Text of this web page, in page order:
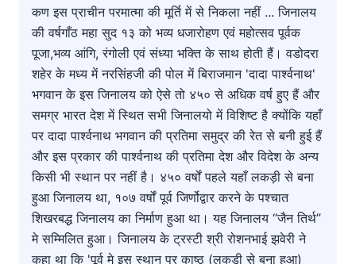
कण इस प्राचीन परमात्मा की मूर्ति में से निकला नहीं ... जिनालय
की वर्षगाँठ महा सुद १३ को भव्य धजारोहण एवं महोत्सव पूर्वक
पूजा,भव्य आंगि, रंगोली एवं संध्या भक्ति के साथ होती हैं। वडोदरा
शहेर के मध्य में नरसिंहजी की पोल में बिराजमान 'दादा पार्श्वनाथ'
भगवान के इस जिनालय को ऐसे तो ४५० से अधिक वर्ष हुए हैं और
समग्र भारत देश में स्थित सभी जिनालयो में विशिष्ट है क्योंकि यहाँ
पर दादा पार्श्वनाथ भगवान की प्रतिमा समुद्र की रेत से बनी हुई हैं
और इस प्रकार की पार्श्वनाथ की प्रतिमा देश और विदेश के अन्य
किसी भी स्थान पर नहीं है। ४५० वर्षों पहले यहाँ लकड़ी से बना
हुआ जिनालय था, १०७ वर्षों पूर्व जिर्णोद्वार करने के पश्चात
शिखरबद्ध जिनालय का निर्माण हुआ था। यह जिनालय “जैन तिर्थ”
मे सम्मिलित हुआ। जिनालय के ट्रस्टी श्री रोशनभाई झवेरी ने
कहा था कि 'पूर्व मे इस स्थान पर काष्ठ (लकडी से बना हुआ)